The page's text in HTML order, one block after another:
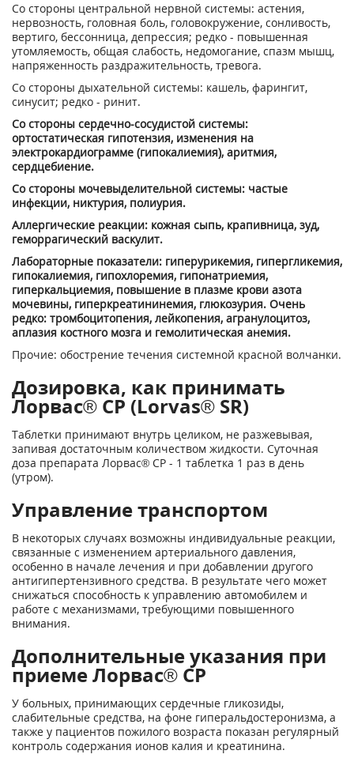
Со стороны центральной нервной системы: астения,
нервозность, головная боль, головокружение, сонливость,
вертиго, бессонница, депрессия; редко - повышенная
утомляемость, общая слабость, недомогание, спазм мышц,
напряженность раздражительность, тревога.
Со стороны дыхательной системы: кашель, фарингит,
синусит; редко - ринит.
Со стороны сердечно-сосудистой системы:
ортостатическая гипотензия, изменения на
электрокардиограмме (гипокалиемия), аритмия,
сердцебиение.
Со стороны мочевыделительной системы: частые
инфекции, никтурия, полиурия.
Аллергические реакции: кожная сыпь, крапивница, зуд,
геморрагический васкулит.
Лабораторные показатели: гиперурикемия, гипергликемия,
гипокалиемия, гипохлоремия, гипонатриемия,
гиперкальциемия, повышение в плазме крови азота
мочевины, гиперкреатининемия, глюкозурия. Очень
редко: тромбоцитопения, лейкопения, агранулоцитоз,
аплазия костного мозга и гемолитическая анемия.
Прочие: обострение течения системной красной волчанки.
Дозировка, как принимать
Лорвас® СР (Lorvas® SR)
Таблетки принимают внутрь целиком, не разжевывая,
запивая достаточным количеством жидкости. Суточная
доза препарата Лорвас® СР - 1 таблетка 1 раз в день
(утром).
Управление транспортом
В некоторых случаях возможны индивидуальные реакции,
связанные с изменением артериального давления,
особенно в начале лечения и при добавлении другого
антигипертензивного средства. В результате чего может
снижаться способность к управлению автомобилем и
работе с механизмами, требующими повышенного
внимания.
Дополнительные указания при
приеме Лорвас® СР
У больных, принимающих сердечные гликозиды,
слабительные средства, на фоне гиперальдостеронизма, а
также у пациентов пожилого возраста показан регулярный
контроль содержания ионов калия и креатинина.